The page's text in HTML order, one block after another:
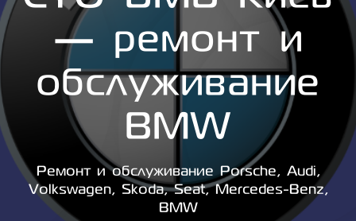
— ремонт и
обслуживание
BMW
Ремонт и обслуживание Porsche, Audi,
Volkswagen, Skoda, Seat, Mercedes-Benz,
BMW